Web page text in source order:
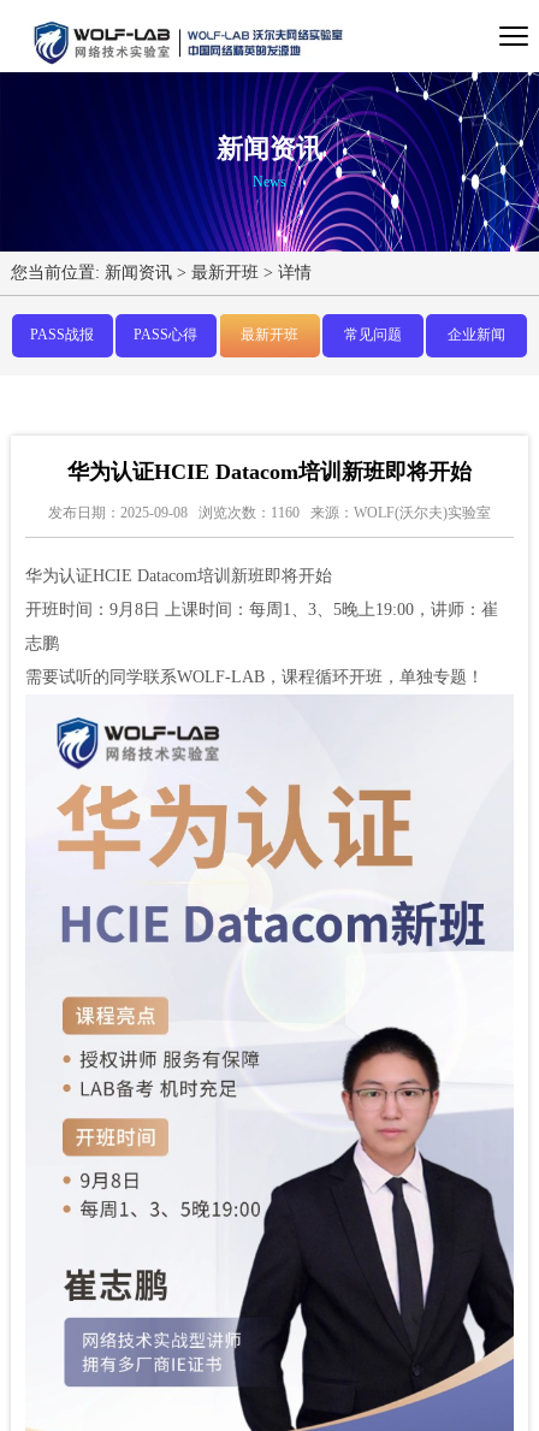
新闻资讯
News
您当前位置: 新闻资讯> 最新开班 > 详情
PASS战报 PASS心得 最新开班 常见问题 企业新闻
华为认证HCIE Datacom培训新班即将开始
发布日期：2025-09-08 浏览次数：1160 来源：WOLF(沃尔夫)实验室
华为认证HCIE Datacom培训新班即将开始
开班时间：9月8日 上课时间：每周1、3、5晚上19:00，讲师：崔
志鹏
需要试听的同学联系WOLF-LAB，课程循环开班，单独专题！